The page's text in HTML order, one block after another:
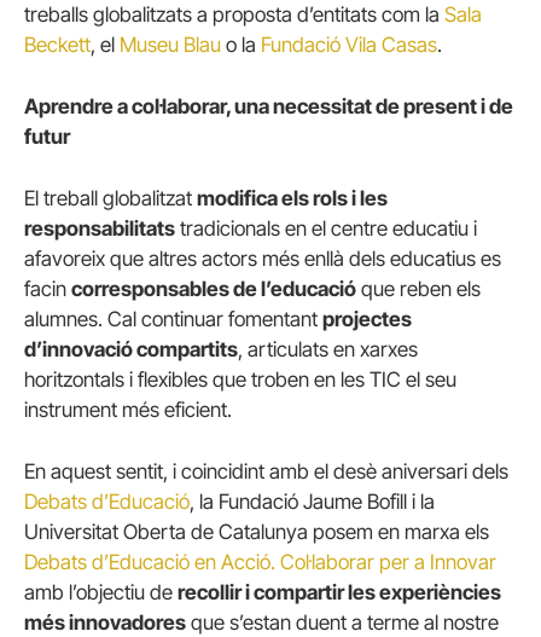
treballs globalitzats a proposta d’entitats com la Sala
Beckett, el Museu Blau o la Fundació Vila Casas.
Aprendre a col·laborar, una necessitat de present i de
futur
El treball globalitzat modifica els rols i les
responsabilitats tradicionals en el centre educatiu i
afavoreix que altres actors més enllà dels educatius es
facin corresponsables de l’educació que reben els
alumnes. Cal continuar fomentant projectes
d’innovació compartits, articulats en xarxes
horitzontals i flexibles que troben en les TIC el seu
instrument més eficient.
En aquest sentit, i coincidint amb el desè aniversari dels
Debats d’Educació, la Fundació Jaume Bofill i la
Universitat Oberta de Catalunya posem en marxa els
Debats d’Educació en Acció. Col·laborar per a Innovar
amb l’objectiu de recollir i compartirles experiències
més innovadores que s’estan duent a terme al nostre